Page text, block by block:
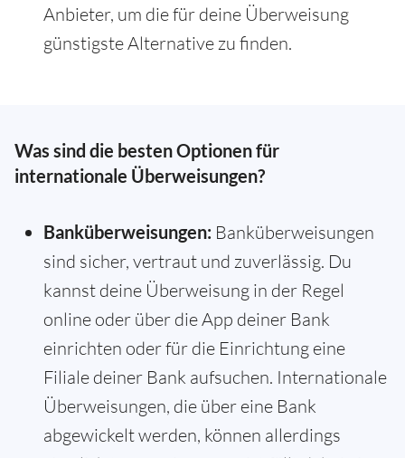
Anbieter, um die für deine Überweisung
günstigste Alternative zu finden.
Was sind die besten Optionen für
internationale Überweisungen?
Banküberweisungen: Banküberweisungen
sind sicher, vertraut und zuverlässig. Du
kannst deine Überweisung in der Regel
online oder über die App deiner Bank
einrichten oder für die Einrichtung eine
Filiale deiner Bank aufsuchen. Internationale
Überweisungen, die über eine Bank
abgewickelt werden, können allerdings